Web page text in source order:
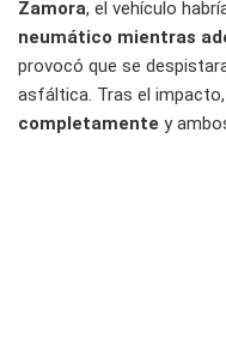
Zamora, el vehículo
neumático mientras
provocó que se
asfáltica. Tras el impacto,
completamente y